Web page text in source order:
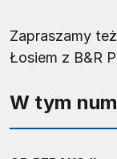
Zapraszamy
Łosiem z B&R
W tym